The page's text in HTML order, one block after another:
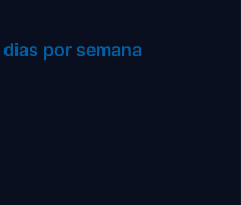
por semana